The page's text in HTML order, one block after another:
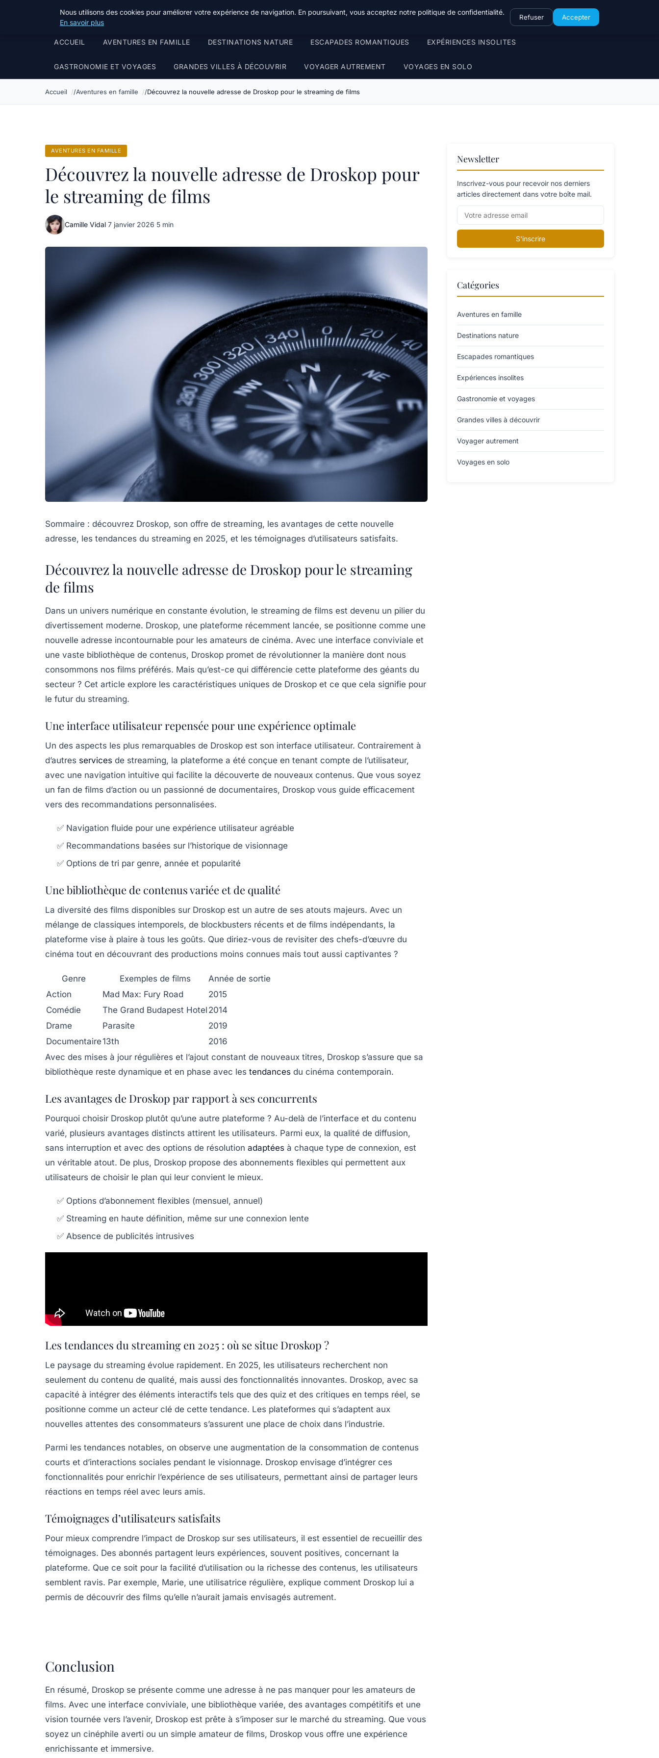
Terredeprovence
ACCUEIL AVENTURES EN FAMILLE DESTINATIONS NATURE ESCAPADES ROMANTIQUES EXPÉRIENCES INSOLITES
GASTRONOMIE ET VOYAGES GRANDES VILLES À DÉCOUVRIR VOYAGER AUTREMENT VOYAGES EN SOLO
Accueil Aventures en famille Découvrez la nouvelle adresse de Droskop pour le streaming de films
AVENTURES EN FAMILLE
Découvrez la nouvelle adresse de Droskop pour
le streaming de films
Camille Vidal·7 janvier 2026·5 min
Sommaire : découvrez Droskop, son offre de streaming, les avantages de cette nouvelle
adresse, les tendances du streaming en 2025, et les témoignages d’utilisateurs satisfaits.
Découvrez la nouvelle adresse de Droskop pour le streaming
de films
Dans un univers numérique en constante évolution, le streaming de films est devenu un pilier du
divertissement moderne. Droskop, une plateforme récemment lancée, se positionne comme une
nouvelle adresse incontournable pour les amateurs de cinéma. Avec une interface conviviale et
une vaste bibliothèque de contenus, Droskop promet de révolutionner la manière dont nous
consommons nos films préférés. Mais qu’est-ce qui différencie cette plateforme des géants du
secteur ? Cet article explore les caractéristiques uniques de Droskop et ce que cela signifie pour
le futur du streaming.
Une interface utilisateur repensée pour une expérience optimale
Un des aspects les plus remarquables de Droskop est son interface utilisateur. Contrairement à
d’autres services de streaming, la plateforme a été conçue en tenant compte de l’utilisateur,
avec une navigation intuitive qui facilite la découverte de nouveaux contenus. Que vous soyez
un fan de films d’action ou un passionné de documentaires, Droskop vous guide efficacement
vers des recommandations personnalisées.
✅ Navigation fluide pour une expérience utilisateur agréable
✅ Recommandations basées sur l’historique de visionnage
✅ Options de tri par genre, année et popularité
Une bibliothèque de contenus variée et de qualité
La diversité des films disponibles sur Droskop est un autre de ses atouts majeurs. Avec un
mélange de classiques intemporels, de blockbusters récents et de films indépendants, la
plateforme vise à plaire à tous les goûts. Que diriez-vous de revisiter des chefs-d’œuvre du
cinéma tout en découvrant des productions moins connues mais tout aussi captivantes ?
Genre Exemples de films
Année de sortie
Action
Mad Max: Fury Road
2015
Comédie
The Grand Budapest Hotel 2014
Drame
Parasite
2019
Documentaire13th
2016
Avec des mises à jour régulières et l’ajout constant de nouveaux titres, Droskop s’assure que sa
bibliothèque reste dynamique et en phase avec les tendances du cinéma contemporain.
Les avantages de Droskop par rapport à ses concurrents
Pourquoi choisir Droskop plutôt qu’une autre plateforme ? Au-delà de l’interface et du contenu
varié, plusieurs avantages distincts attirent les utilisateurs. Parmi eux, la qualité de diffusion,
sans interruption et avec des options de résolution adaptées à chaque type de connexion, est
un véritable atout. De plus, Droskop propose des abonnements flexibles qui permettent aux
utilisateurs de choisir le plan qui leur convient le mieux.
✅ Options d’abonnement flexibles (mensuel, annuel)
✅ Streaming en haute définition, même sur une connexion lente
✅ Absence de publicités intrusives
Les tendances du streaming en 2025 : où se situe Droskop ?
Le paysage du streaming évolue rapidement. En 2025, les utilisateurs recherchent non
seulement du contenu de qualité, mais aussi des fonctionnalités innovantes. Droskop, avec sa
capacité à intégrer des éléments interactifs tels que des quiz et des critiques en temps réel, se
positionne comme un acteur clé de cette tendance. Les plateformes qui s’adaptent aux
nouvelles attentes des consommateurs s’assurent une place de choix dans l’industrie.
Parmi les tendances notables, on observe une augmentation de la consommation de contenus
courts et d’interactions sociales pendant le visionnage. Droskop envisage d’intégrer ces
fonctionnalités pour enrichir l’expérience de ses utilisateurs, permettant ainsi de partager leurs
réactions en temps réel avec leurs amis.
Témoignages d’utilisateurs satisfaits
Pour mieux comprendre l’impact de Droskop sur ses utilisateurs, il est essentiel de recueillir des
témoignages. Des abonnés partagent leurs expériences, souvent positives, concernant la
plateforme. Que ce soit pour la facilité d’utilisation ou la richesse des contenus, les utilisateurs
semblent ravis. Par exemple, Marie, une utilisatrice régulière, explique comment Droskop lui a
permis de découvrir des films qu’elle n’aurait jamais envisagés autrement.
Conclusion
En résumé, Droskop se présente comme une adresse à ne pas manquer pour les amateurs de
films. Avec une interface conviviale, une bibliothèque variée, des avantages compétitifs et une
vision tournée vers l’avenir, Droskop est prête à s’imposer sur le marché du streaming. Que vous
soyez un cinéphile averti ou un simple amateur de films, Droskop vous offre une expérience
enrichissante et immersive.
Newsletter
Inscrivez-vous pour recevoir nos derniers
articles directement dans votre boîte mail.
S'inscrire
Catégories
Aventures en famille
Destinations nature
Escapades romantiques
Expériences insolites
Gastronomie et voyages
Grandes villes à découvrir
Voyager autrement
Voyages en solo
Nous utilisons des cookies pour améliorer votre expérience de navigation. En poursuivant, vous acceptez notre politique de confidentialité.
En savoir plus
Refuser Accepter